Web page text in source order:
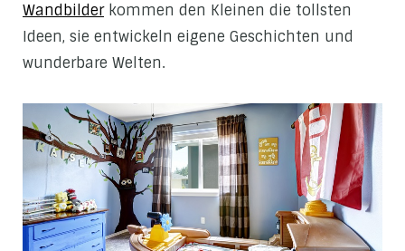
Wandbilderkommen den Kleinen die tollsten
Ideen, sie entwickeln eigene Geschichten und
wunderbare Welten.